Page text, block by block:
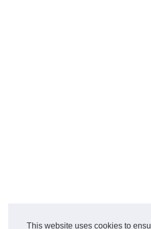
This website uses cookies to